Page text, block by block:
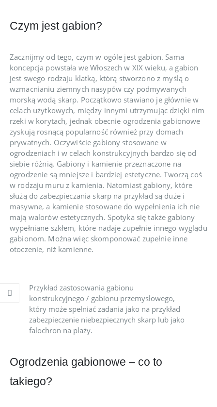
Czym jest gabion?
Zacznijmy od tego, czym w ogóle jest gabion. Sama
koncepcja powstała we Włoszech w XIX wieku, a gabion
jest swego rodzaju klatką, którą stworzono z myślą o
wzmacnianiu ziemnych nasypów czy podmywanych
morską wodą skarp. Początkowo stawiano je głównie w
celach użytkowych, między innymi utrzymując dzięki nim
rzeki w korytach, jednak obecnie ogrodzenia gabionowe
zyskują rosnącą popularność również przy domach
prywatnych. Oczywiście gabiony stosowane w
ogrodzeniach i w celach konstrukcyjnych bardzo się od
siebie różnią. Gabiony i kamienie przeznaczone na
ogrodzenie są mniejsze i bardziej estetyczne. Tworzą coś
w rodzaju muru z kamienia. Natomiast gabiony, które
służą do zabezpieczania skarp na przykład są duże i
masywne, a kamienie stosowane do wypełnienia ich nie
mają walorów estetycznych. Spotyka się także gabiony
wypełniane szkłem, które nadaje zupełnie innego wyglądu
gabionom. Można więc skomponować zupełnie inne
otoczenie, niż kamienne.
Przykład zastosowania gabionu
konstrukcyjnego / gabionu przemysłowego,
który może spełniać zadania jako na przykład
zabezpieczenie niebezpiecznych skarp lub jako
falochron na plaży.
Ogrodzenia gabionowe – co to
takiego?